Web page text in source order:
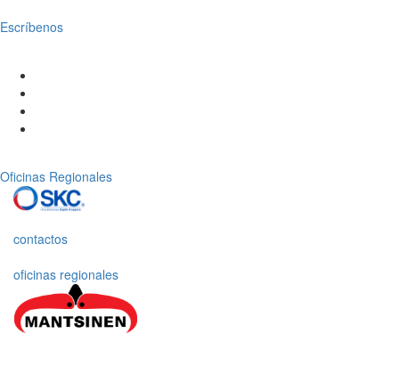
Escríbenos
Oficinas Regionales
contactos
oficinas regionales